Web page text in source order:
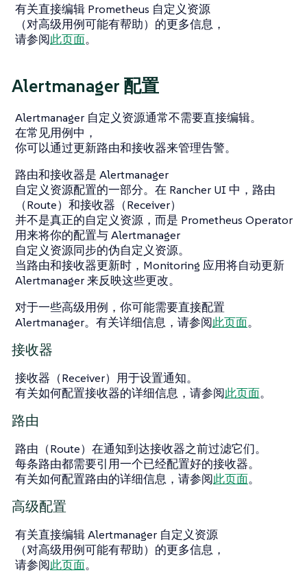
有关直接编辑 Prometheus 自定义资源
（对高级用例可能有帮助）的更多信息，
请参阅此页面。
Alertmanager 配置
Alertmanager 自定义资源通常不需要直接编辑。
在常见用例中，
你可以通过更新路由和接收器来管理告警。
路由和接收器是 Alertmanager
自定义资源配置的一部分。在 Rancher UI 中，路由
（Route）和接收器（Receiver）
并不是真正的自定义资源，而是 Prometheus Operator
用来将你的配置与 Alertmanager
自定义资源同步的伪自定义资源。
当路由和接收器更新时，Monitoring 应用将自动更新
Alertmanager 来反映这些更改。
对于一些高级用例，你可能需要直接配置
Alertmanager。有关详细信息，请参阅此页面。
接收器
接收器（Receiver）用于设置通知。
有关如何配置接收器的详细信息，请参阅此页面。
路由
路由（Route）在通知到达接收器之前过滤它们。
每条路由都需要引用一个已经配置好的接收器。
有关如何配置路由的详细信息，请参阅此页面。
高级配置
有关直接编辑 Alertmanager 自定义资源
（对高级用例可能有帮助）的更多信息，
请参阅此页面。